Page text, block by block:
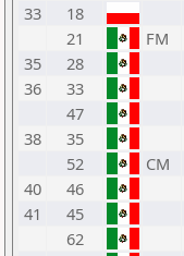
33
18
21
FM
35
28
36
33
47
38
35
52
CM
40
46
41
45
62